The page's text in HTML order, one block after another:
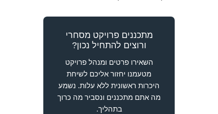
מתכננים פרויקט מסחרי
ורוצים להתחיל נכון?
השאירו פרטים ומנהל פרויקט
מטעמנו יחזור אליכם לשיחת
היכרות ראשונית ללא עלות. נשמע
מה אתם מתכננים ונסביר מה כרוך
בתהליך.